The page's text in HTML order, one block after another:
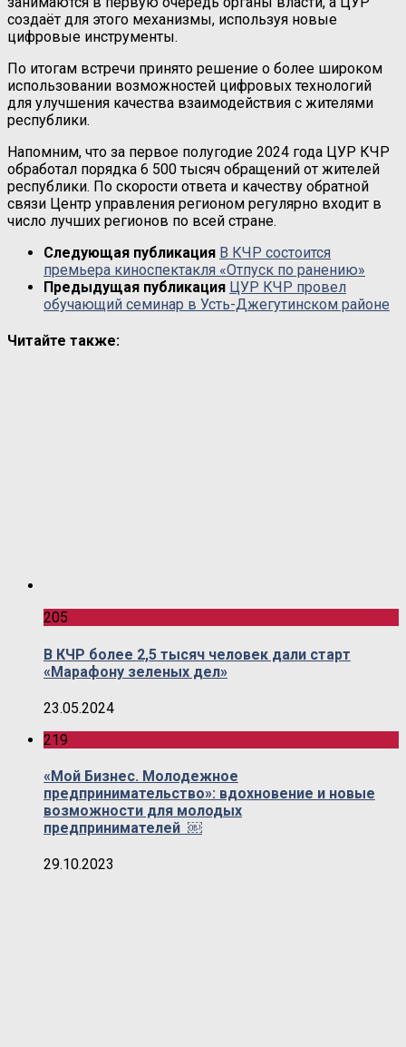
создаёт для этого механизмы, используя новые
цифровые инструменты.
По итогам встречи принято решение о более широком
использовании возможностей цифровых технологий
для улучшения качества взаимодействия с жителями
республики.
Напомним, что за первое полугодие 2024 года ЦУР КЧР
обработал порядка 6 500 тысяч обращений от жителей
республики. По скорости ответа и качеству обратной
связи Центр управления регионом регулярно входит в
число лучших регионов по всей стране.
Следующая публикация В КЧР состоится
премьера киноспектакля «Отпуск по ранению»
Предыдущая публикация ЦУР КЧР провел
обучающий семинар в Усть-Джегутинском районе
Читайте также:
205
В КЧР более 2,5 тысяч человек дали старт
«Марафону зеленых дел»
23.05.2024
219
«Мой Бизнес. Молодежное
предпринимательство»: вдохновение и новые
возможности для молодых
предпринимателей ￼
29.10.2023